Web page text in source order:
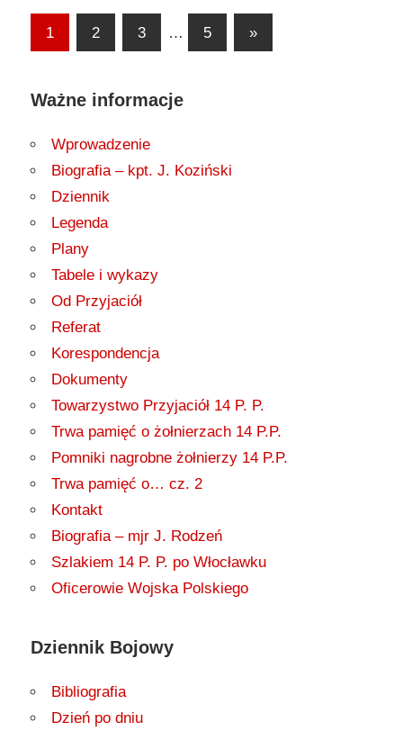
Stronicowanie
1 2 3 … 5
Następny
»
Ważne informacje
Wprowadzenie
Biografia – kpt. J. Koziński
Dziennik
Legenda
Plany
Tabele i wykazy
Od Przyjaciół
Referat
Korespondencja
Dokumenty
Towarzystwo Przyjaciół 14 P. P.
Trwa pamięć o żołnierzach 14 P.P.
Pomniki nagrobne żołnierzy 14 P.P.
Trwa pamięć o… cz. 2
Kontakt
Biografia – mjr J. Rodzeń
Szlakiem 14 P. P. po Włocławku
Oficerowie Wojska Polskiego
Dziennik Bojowy
Bibliografia
Dzień po dniu